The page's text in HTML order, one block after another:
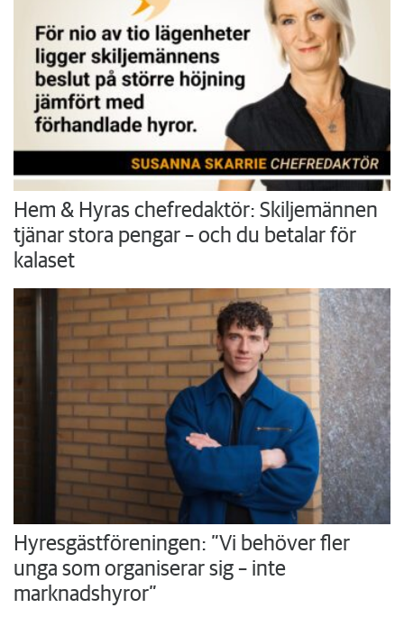
Hem & Hyras chefredaktör: Skiljemännen
tjänar stora pengar – och du betalar för
kalaset
Hyresgästföreningen: ”Vi behöver fler
unga som organiserar sig – inte
marknadshyror”